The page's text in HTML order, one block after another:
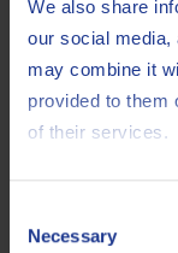
We also share
our social media,
may combine it
provided to them
of their services.
Selection
Necessary
Q8 Mozart
ENERGY
Lubrifiant hautes
de coffre
Huile moteur